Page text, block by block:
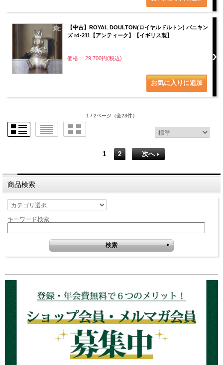
【中古】ROYAL DOULTON(ロイヤルドルトン) バニキン
ズ rd-211【アンティーク】【イギリス製】
価格： 29,700円(税込)
1 / 2ページ （全23件）
1 2 次へ
商品検索
キーワード検索